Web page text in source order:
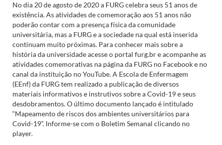
No dia 20 de agosto de 2020 a FURG celebra seus 51 anos de
existência. As atividades de comemoração aos 51 anos não
poderão contar com a presença física da comunidade
universitária, mas a FURG e a sociedade na qual está inserida
continuam muito próximas. Para conhecer mais sobre a
história da universidade acesse o portal furg.br e acompanhe as
atividades comemorativas na página da FURG no Facebook e no
canal da instituição no YouTube. A Escola de Enfermagem
(EEnf) da FURG tem realizado a publicação de diversos
materiais informativos e instrutivos sobre a Covid-19 e seus
desdobramentos. O último documento lançado é intitulado
“Mapeamento de riscos dos ambientes universitários para
Covid-19”. Informe-se com o Boletim Semanal clicando no
player.